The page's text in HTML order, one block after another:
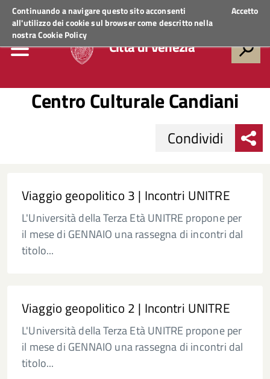
Continuando a navigare questo sito acconsenti
all'utilizzo dei cookie sul browser come descritto nella
nostraCookie Policy
Accetto
Regione VenetoACCEDI AI SERVIZI
Città di Venezia
Centro Culturale Candiani
Condividi
Viaggio geopolitico 3 | Incontri UNITRE
L'Università della Terza Età UNITRE propone per
il mese di GENNAIO una rassegna di incontri dal
titolo...
Viaggio geopolitico 2 | Incontri UNITRE
L'Università della Terza Età UNITRE propone per
il mese di GENNAIO una rassegna di incontri dal
titolo...